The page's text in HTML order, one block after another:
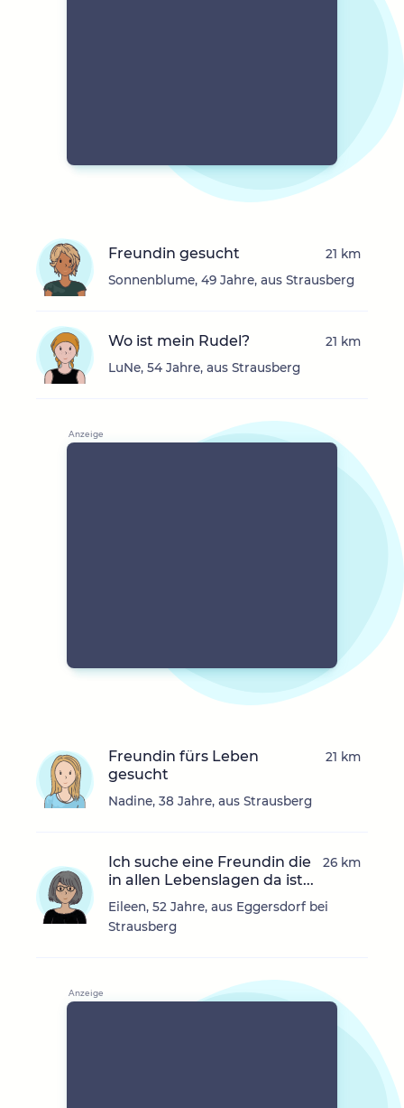
Freundin gesucht
Sonnenblume, 49 Jahre, aus Strausberg
21 km
Wo ist mein Rudel?
LuNe, 54 Jahre, aus Strausberg
21 km
Freundin fürs Leben
gesucht
Nadine, 38 Jahre, aus Strausberg
21 km
Ich suche eine Freundin die
in allen Lebenslagen da ist...
Eileen, 52 Jahre, aus Eggersdorf bei
Strausberg
26 km